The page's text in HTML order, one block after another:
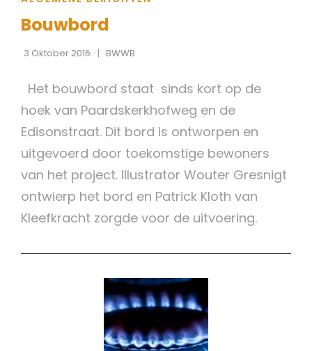
Bouwbord
3 Oktober 2016 BWWB
Het bouwbord staat sinds kort op de
hoek van Paardskerkhofweg en de
Edisonstraat. Dit bord is ontworpen en
uitgevoerd door toekomstige bewoners
van het project. Illustrator Wouter Gresnigt
ontwierp het bord en Patrick Kloth van
Kleefkracht zorgde voor de uitvoering.